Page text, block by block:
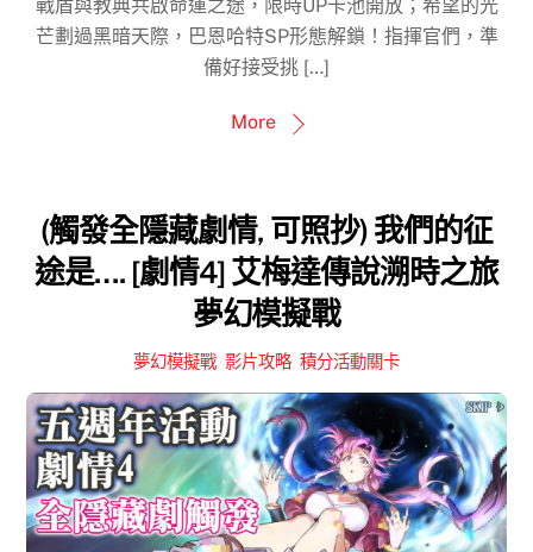
戰盾與教典共啟命運之途，限時UP卡池開放；希望的光
芒劃過黑暗天際，巴恩哈特SP形態解鎖！指揮官們，準
備好接受挑 […]
More
(觸發全隱藏劇情, 可照抄) 我們的征
途是…. [劇情4] 艾梅達傳說溯時之旅
夢幻模擬戰
夢幻模擬戰 影片攻略 積分活動關卡